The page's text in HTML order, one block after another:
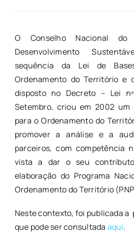
O Conselho Nacional
Desenvolvimento
sequência da Lei de
Ordenamento do Território e
disposto no Decreto – Lei
Setembro, criou em 2002 um
para o Ordenamento do
promover a análise e a
parceiros, com competência
vista a dar o seu
elaboração do Programa
Ordenamento do Território
Neste contexto, foi publicada a
que pode ser consultada aqui.